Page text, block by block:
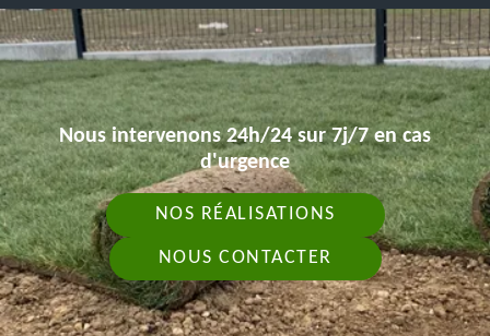
Nous intervenons 24h/24 sur 7j/7 en cas
d'urgence
NOS RÉALISATIONS
NOUS CONTACTER